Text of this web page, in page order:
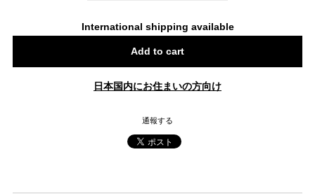
International shipping available
Add to cart
日本国内にお住まいの方向け
通報する